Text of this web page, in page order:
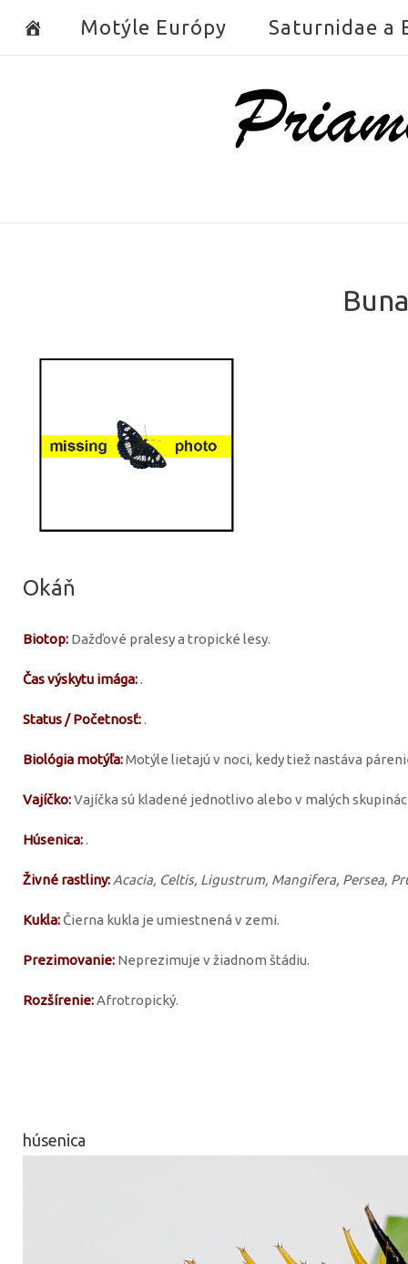
Motýle Európy Saturnidae a
Home
Okáň
Biotop: Dažďové pralesy a tropické lesy.
Čas výskytu imága:.
Status / Početnosť:.
Biológia motýľa:Motýle lietajú v noci, kedy tiež nastáva
Vajíčko:Vajíčka sú kladené jednotlivo alebo v malých
Húsenica:.
Živné rastliny: Acacia, Celtis, Ligustrum, Mangifera, Persea,
Kukla: Čierna kukla je umiestnená v zemi.
Prezimovanie: Neprezimuje v žiadnom štádiu.
Rozšírenie:Afrotropický.
húsenica